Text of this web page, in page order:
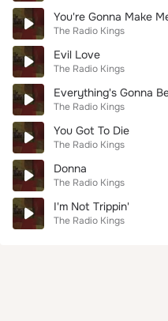
You're Gonna Make
The Radio Kings
Evil Love
The Radio Kings
Everything's Gonna
The Radio Kings
You Got To Die
The Radio Kings
Donna
The Radio Kings
I'm Not Trippin'
The Radio Kings